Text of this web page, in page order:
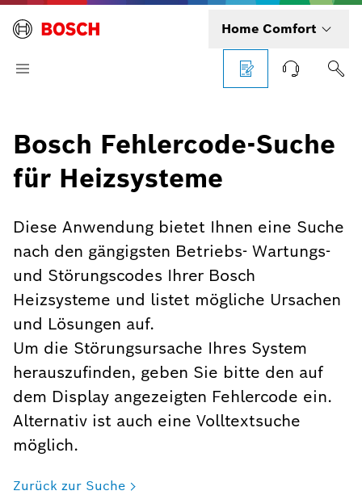
Home Comfort
Bosch Fehlercode-Suche
für Heizsysteme
Diese Anwendung bietet Ihnen eine Suche
nach den gängigsten Betriebs- Wartungs-
und Störungscodes Ihrer Bosch
Heizsysteme und listet mögliche Ursachen
und Lösungen auf.
Um die Störungsursache Ihres System
herauszufinden, geben Sie bitte den auf
dem Display angezeigten Fehlercode ein.
Alternativ ist auch eine Volltextsuche
möglich.
Zurück zur Suche